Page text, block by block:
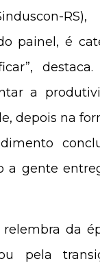
painel, é
destaca.
a
depois na
a gente
relembra da
pela